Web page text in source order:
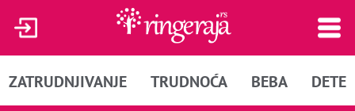
ZATRUDNJIVANJE TRUDNOĆA BEBA DETE